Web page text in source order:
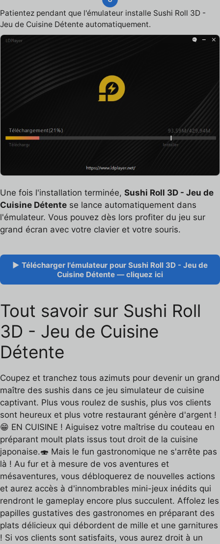
Patientez pendant que l'émulateur installe Sushi Roll 3D -
Jeu de Cuisine Détente automatiquement.
Une fois l'installation terminée, Sushi Roll 3D - Jeu de
Cuisine Détente se lance automatiquement dans
l'émulateur. Vous pouvez dès lors profiter du jeu sur
grand écran avec votre clavier et votre souris.
▶ Télécharger l'émulateur pour Sushi Roll 3D - Jeu de
Cuisine Détente — cliquez ici
Tout savoir sur Sushi Roll
3D - Jeu de Cuisine
Détente
Coupez et tranchez tous azimuts pour devenir un grand
maître des sushis dans ce jeu simulateur de cuisine
captivant. Plus vous roulez de sushis, plus vos clients
sont heureux et plus votre restaurant génère d'argent !
😁 EN CUISINE ! Aiguisez votre maîtrise du couteau en
préparant moult plats issus tout droit de la cuisine
japonaise.🍣 Mais le fun gastronomique ne s'arrête pas
là ! Au fur et à mesure de vos aventures et
mésaventures, vous débloquerez de nouvelles actions
et aurez accès à d'innombrables mini-jeux inédits qui
rendront le gameplay encore plus succulent. Affolez les
papilles gustatives des gastronomes en préparant des
plats délicieux qui débordent de mille et une garnitures
! Si vos clients sont satisfaits, vous aurez droit à un